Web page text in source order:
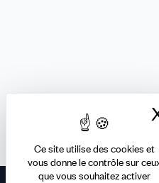
Ce site utilise des cookies et
vous donne le contrôle sur
que vous souhaitez activer